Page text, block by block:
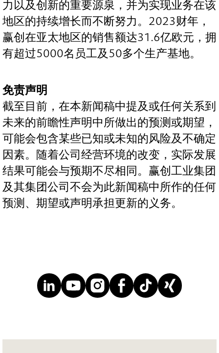
力以及创新的重要源泉，并为实现业务在该
地区的持续增长而不断努力。2023财年，
赢创在亚太地区的销售额达31.6亿欧元，拥
有超过5000名员工及50多个生产基地。
免责声明
截至目前，在本新闻稿中提及或任何关系到
未来的前瞻性声明中所做出的预测或期望，
可能会包含某些已知或未知的风险及不确定
因素。随着公司经营环境的改变，实际发展
结果可能会与预期不尽相同。赢创工业集团
及其集团公司不会为此新闻稿中所作的任何
预测、期望或声明承担更新的义务。